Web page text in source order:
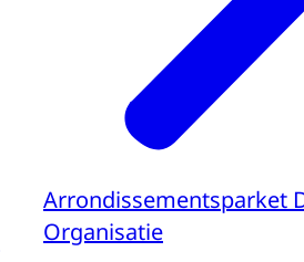
Arrondissementsparket
Organisatie